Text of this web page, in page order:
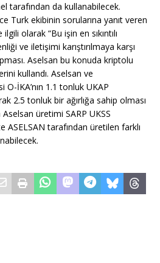
tarafından da kullanabilecek.
Turk ekibinin sorularına yanıt veren
olarak “Bu işin en sıkıntılı
ve iletişimi karıştırılmaya karşı
Aselsan bu konuda kriptolu
kullandı. Aselsan ve
İKA’nın 1.1 tonluk UKAP
2.5 tonluk bir ağırlığa sahip olması
üretimi SARP UKSS
ASELSAN tarafından üretilen farklı